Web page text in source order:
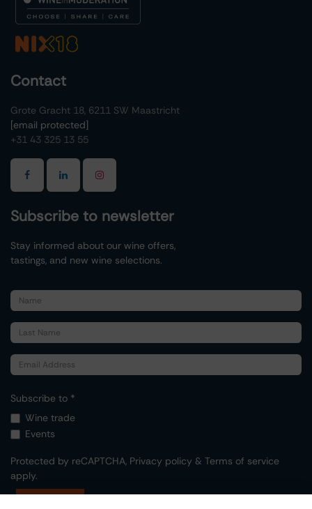
Contact
Grote Gracht 18, 6211 SW Maastricht
[email protected]
+31 43 325 13 55
Subscribe to newsletter
Stay informed about our wine offers,
tastings, and new wine selections.
Subscribe to *
Wine trade
Events
Protected by reCAPTCHA, Privacy policy & Terms of service
apply.